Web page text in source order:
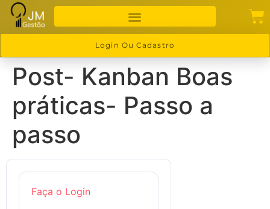
Login Ou Cadastro
Post- Kanban Boas
práticas- Passo a
passo
Faça o Login